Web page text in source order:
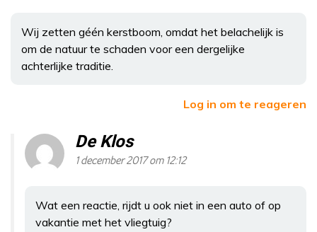
Wij zetten géén kerstboom, omdat het belachelijk is
om de natuur te schaden voor een dergelijke
achterlijke traditie.
Log in om te reageren
De Klos
1 december 2017 om 12:12
Wat een reactie, rijdt u ook niet in een auto of op
vakantie met het vliegtuig?